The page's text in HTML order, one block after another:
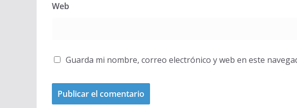
Web
Guarda mi nombre, correo electrónico y web en este